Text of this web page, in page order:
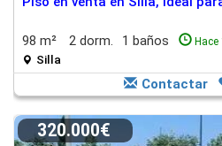
98 m² 2 dorm. 1 baños
Silla
Contactar
320.000€